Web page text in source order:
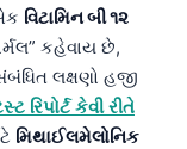
વિટામિન બી ૧૨
કહેવાય છે,
લક્ષણો હજી
રિપોર્ટ કેવી રીતે
મિથાઈલમેલોનિક